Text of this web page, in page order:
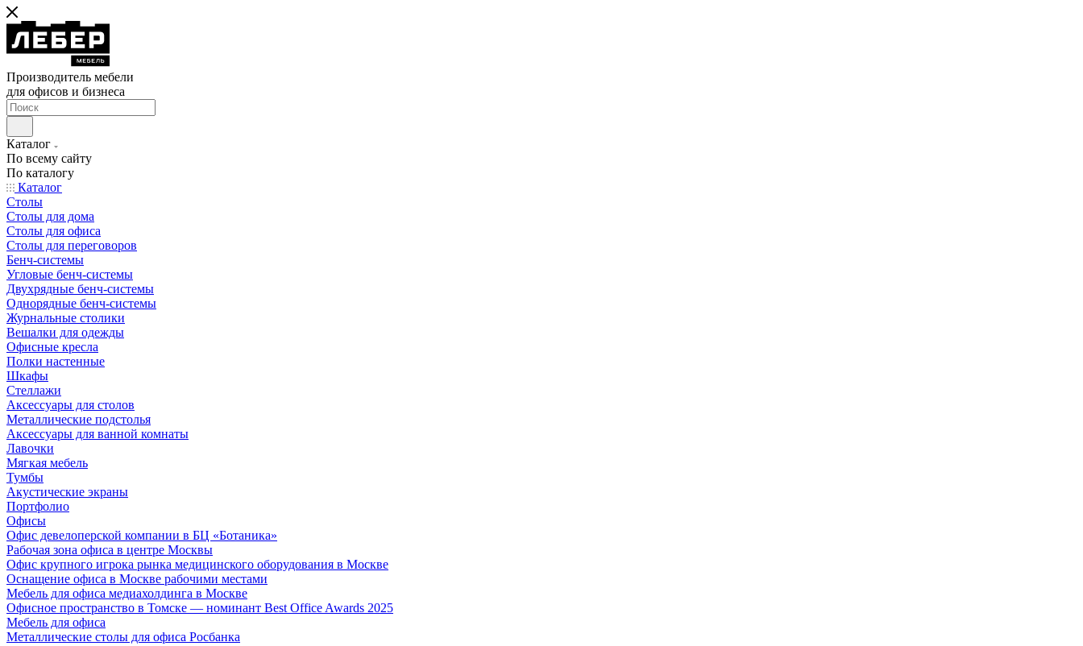
Производитель мебели
для офисов и бизнеса
Каталог
По всему сайту
По каталогу
Каталог
Столы
Столы для дома
Столы для офиса
Столы для переговоров
Бенч-системы
Угловые бенч-системы
Двухрядные бенч-системы
Однорядные бенч-системы
Журнальные столики
Вешалки для одежды
Офисные кресла
Полки настенные
Шкафы
Стеллажи
Аксессуары для столов
Металлические подстолья
Аксессуары для ванной комнаты
Лавочки
Мягкая мебель
Тумбы
Акустические экраны
Портфолио
Офисы
Офис девелоперской компании в БЦ «Ботаника»
Рабочая зона офиса в центре Москвы
Офис крупного игрока рынка медицинского оборудования в Москве
Оснащение офиса в Москве рабочими местами
Мебель для офиса медиахолдинга в Москве
Офисное пространство в Томске — номинант Best Office Awards 2025
Мебель для офиса
Металлические столы для офиса Росбанка